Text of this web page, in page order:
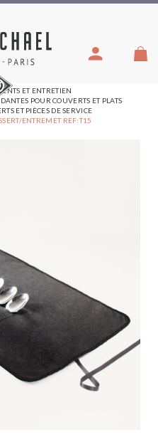
:
ET ENTRETIEN
POUR COUVERTS ET PLATS
ET PIÈCES DE SERVICE
ENTREMET REF:T15